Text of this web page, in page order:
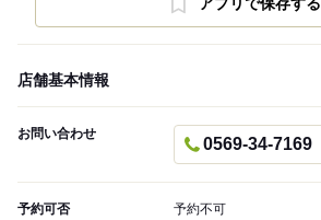
アプリで保存する
店舗基本情報
お問い合わせ
0569-34-7169
予約可否 予約不可